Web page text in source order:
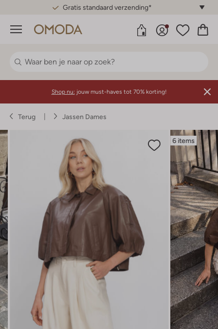
Gratis standaard verzending*
Menu
Shop nu: jouw must-haves tot 70% korting!
Terug Jassen Dames
6 items